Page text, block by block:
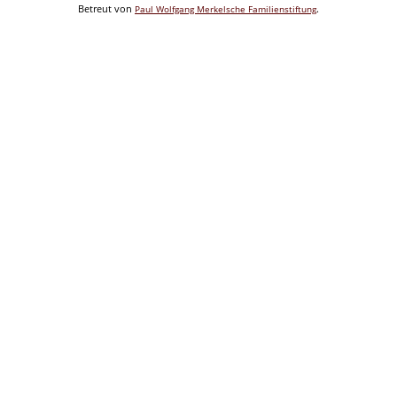
Betreut von Paul Wolfgang Merkelsche Familienstiftung.